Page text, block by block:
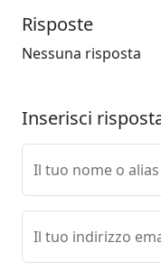
Risposte
Nessuna risposta
Inserisci
Il tuo nome o alias
Il tuo indirizzo